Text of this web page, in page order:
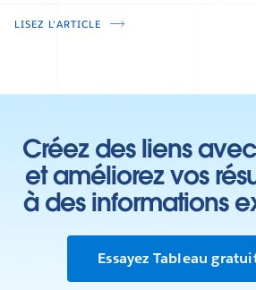
LISEZ L'ARTICLE
Créez des liens
et améliorez vos
à des informations
Essayez Tableau